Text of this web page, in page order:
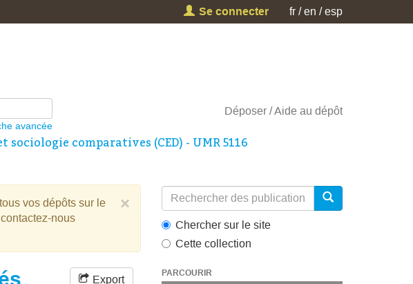
Se connecter fr en esp
avancée
Déposer Aide au dépôt
comparatives (CED) - UMR 5116
×
vos dépôts sur le
nous
Export
Chercher sur le site
Cette collection
PARCOURIR